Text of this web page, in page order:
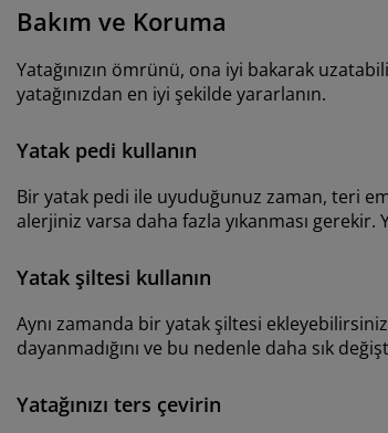
Bakım ve Koruma
Yatağınızın ömrünü, ona iyi bakarak
yatağınızdan en iyi şekilde yararlanın.
Yatak pedi kullanın
Bir yatak pedi ile uyuduğunuz zaman, teri
alerjiniz varsa daha fazla yıkanması
Yatak şiltesi kullanın
Aynı zamanda bir yatak şiltesi
dayanmadığını ve bu nedenle daha sık
Yatağınızı ters çevirin